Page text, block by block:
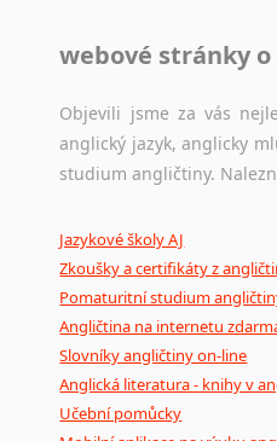
Jazykový korpus je
původního zdroje textu.
Ostatní pomůcky pro
poradny a pravidla
webové stránky
Objevili jsme za vás
anglický jazyk, anglicky
studium angličtiny.
Jazykové školy AJ
Zkoušky a certifikáty z
Pomaturitní studium
Angličtina na internetu
Slovníky angličtiny on-line
Anglická literatura - knihy v
Učební pomůcky